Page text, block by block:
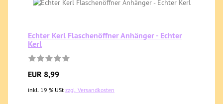
Echter Kerl Flaschenöffner Anhänger - Echter
Kerl
EUR 8,99
inkl. 19 % USt zzgl. Versandkosten